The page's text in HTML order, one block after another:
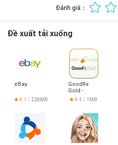
Đánh giá：
Đề xuất tải xuống
eBay
4.1 228MB
GoodRx
Gold -
Pharmacy
Discount
4.4 1MB